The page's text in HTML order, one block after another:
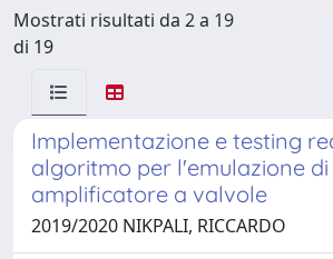
Mostrati risultati da 2 a 19
di 19
Implementazione e testing
algoritmo per l'emulazione di
amplificatore a valvole
2019/2020 NIKPALI, RICCARDO